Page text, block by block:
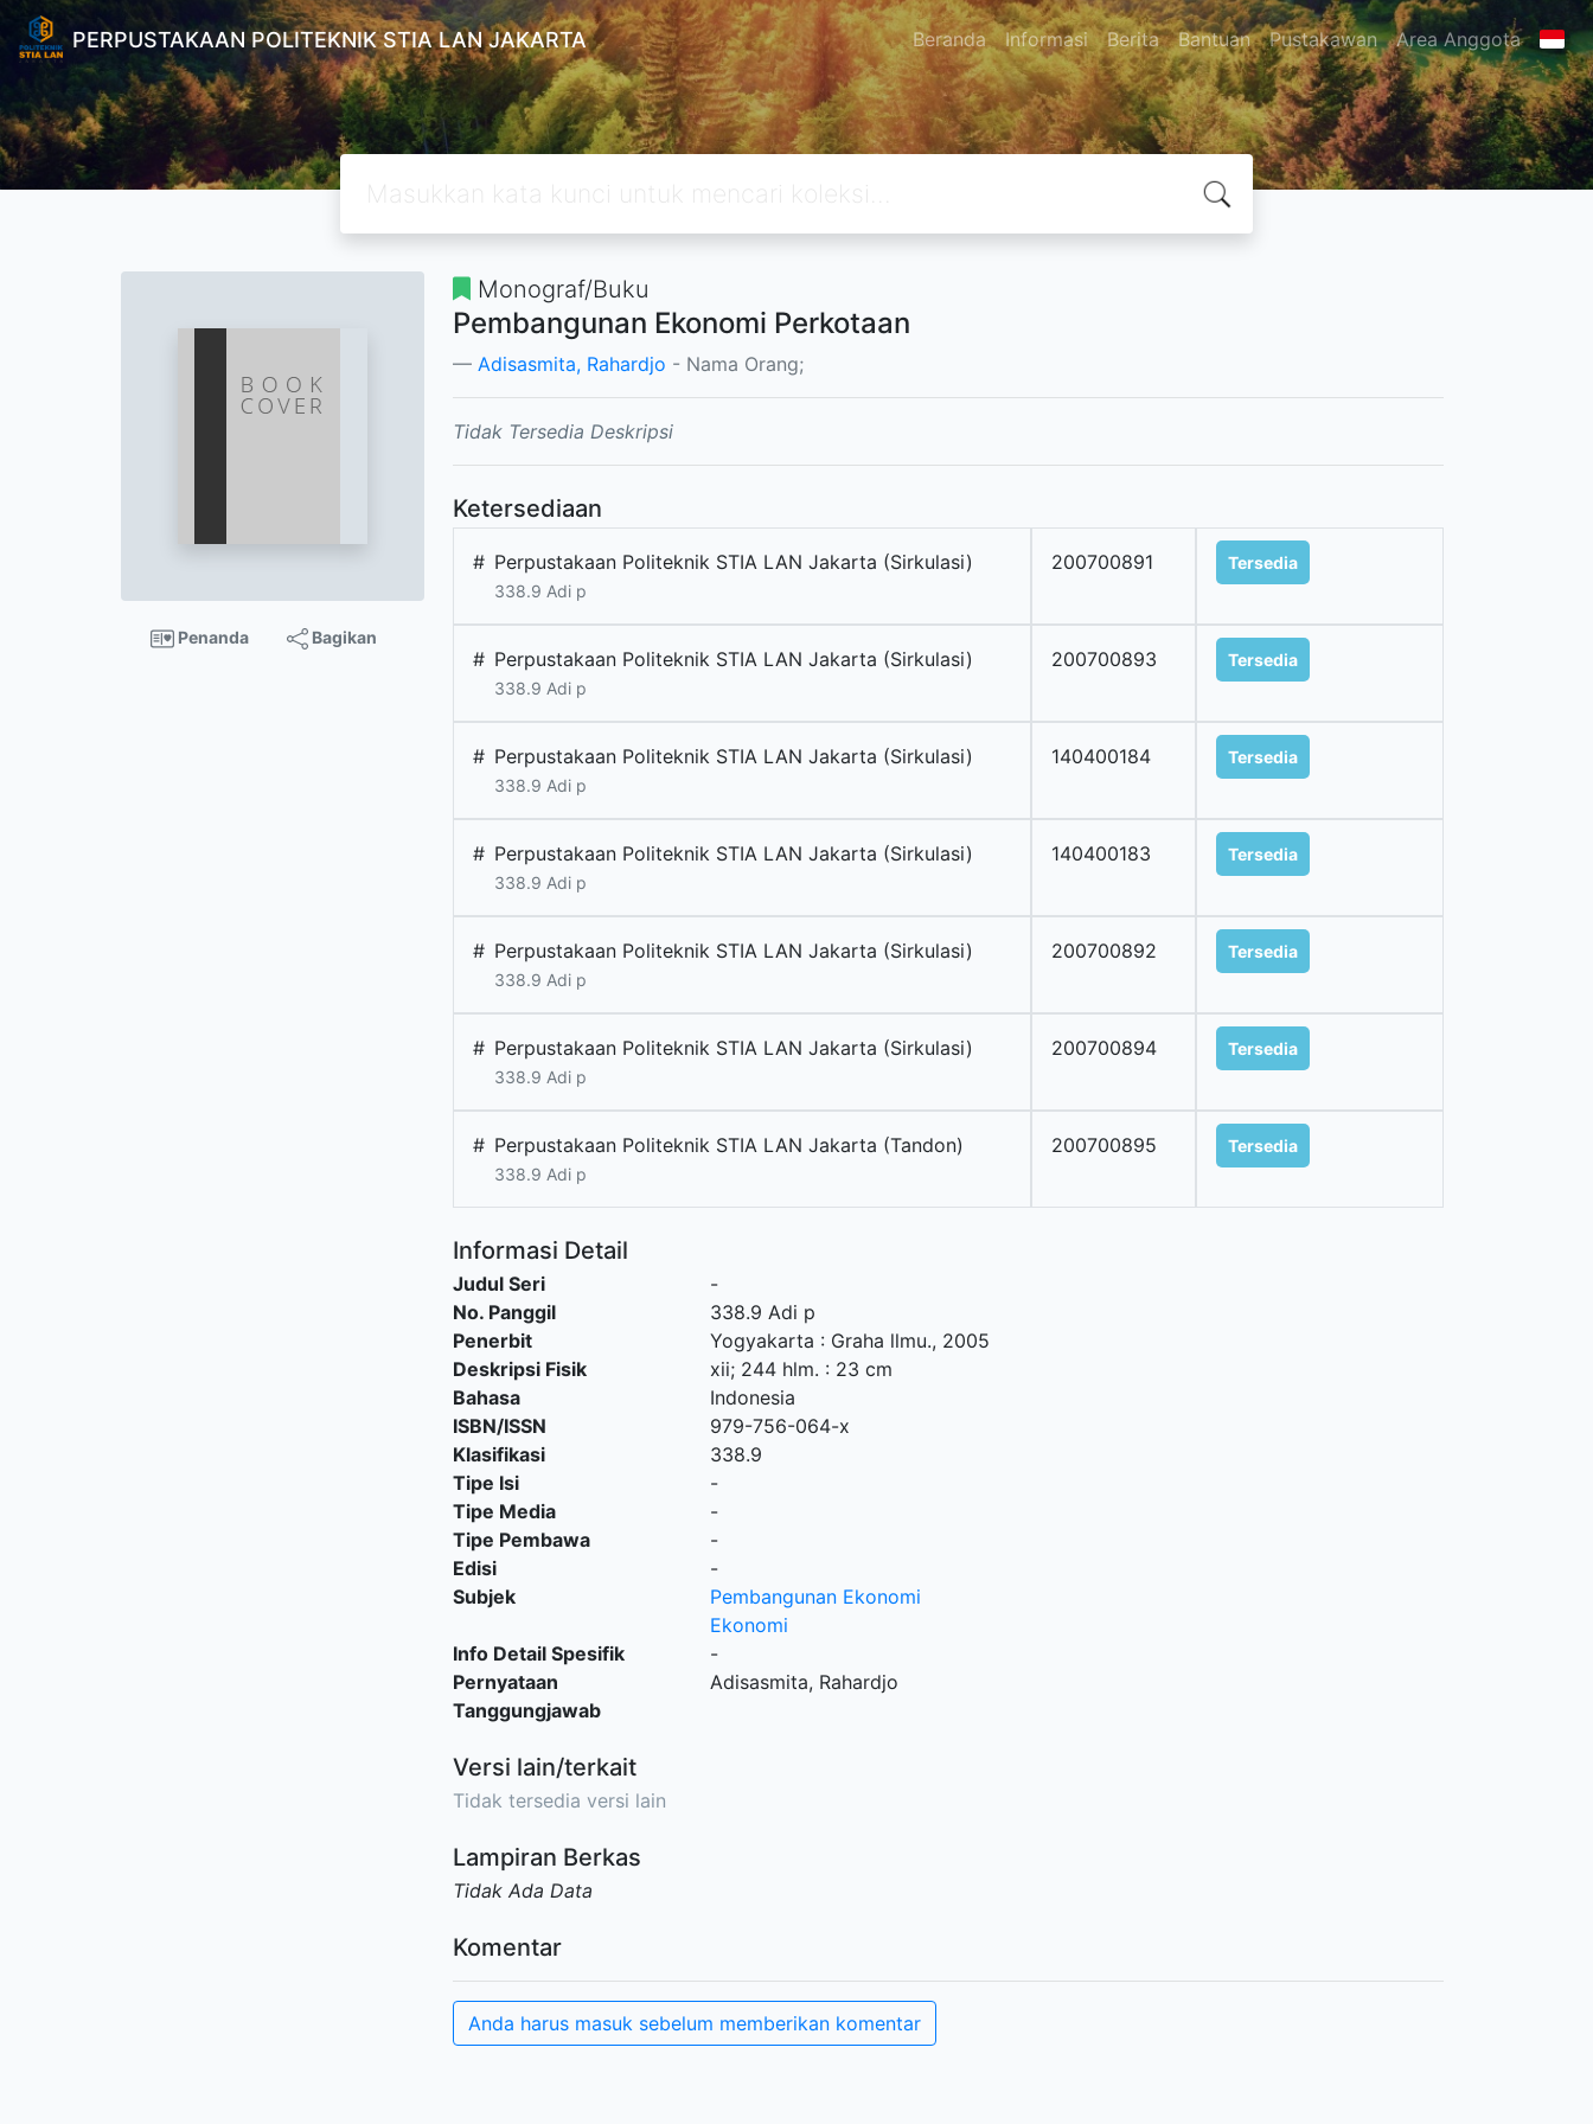
PERPUSTAKAAN POLITEKNIK STIA LAN JAKARTA Beranda Informasi Berita Bantuan Pustakawan Area Anggota
Penanda Bagikan
Monograf/Buku
Pembangunan Ekonomi Perkotaan
Adisasmita, Rahardjo - Nama Orang;
Tidak Tersedia Deskripsi
Ketersediaan
# Perpustakaan Politeknik STIA LAN Jakarta (Sirkulasi)
338.9 Adi p
200700891 Tersedia
# Perpustakaan Politeknik STIA LAN Jakarta (Sirkulasi)
338.9 Adi p
200700893 Tersedia
# Perpustakaan Politeknik STIA LAN Jakarta (Sirkulasi)
338.9 Adi p
140400184 Tersedia
# Perpustakaan Politeknik STIA LAN Jakarta (Sirkulasi)
338.9 Adi p
140400183 Tersedia
# Perpustakaan Politeknik STIA LAN Jakarta (Sirkulasi)
338.9 Adi p
200700892 Tersedia
# Perpustakaan Politeknik STIA LAN Jakarta (Sirkulasi)
338.9 Adi p
200700894 Tersedia
# Perpustakaan Politeknik STIA LAN Jakarta (Tandon)
338.9 Adi p
200700895 Tersedia
Informasi Detail
Judul Seri
-
No. Panggil
338.9 Adi p
Penerbit
Yogyakarta : Graha llmu., 2005
Deskripsi Fisik
xii; 244 hlm. : 23 cm
Bahasa
Indonesia
ISBN/ISSN
979-756-064-x
Klasifikasi
338.9
Tipe Isi
-
Tipe Media
-
Tipe Pembawa
-
Edisi
-
Subjek
Pembangunan Ekonomi
Ekonomi
Info Detail Spesifik
-
Pernyataan
Tanggungjawab
Adisasmita, Rahardjo
Versi lain/terkait
Tidak tersedia versi lain
Lampiran Berkas
Tidak Ada Data
Komentar
Anda harus masuk sebelum memberikan komentar